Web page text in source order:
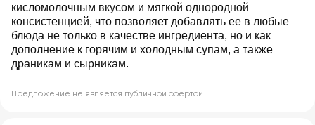
кисломолочным вкусом и мягкой однородной
консистенцией, что позволяет добавлять ее в любые
блюда не только в качестве ингредиента, но и как
дополнение к горячим и холодным супам, а также
драникам и сырникам.
Предложение не является публичной офертой